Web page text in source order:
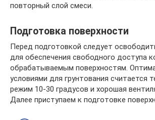
повторный слой смеси.
Подготовка поверхности
Перед подготовкой следует
для обеспечения свободного доступа
обрабатываемым поверхностям.
условиями для грунтования считается
режим 10-30 градусов и хорошая
Далее приступаем к подготовке